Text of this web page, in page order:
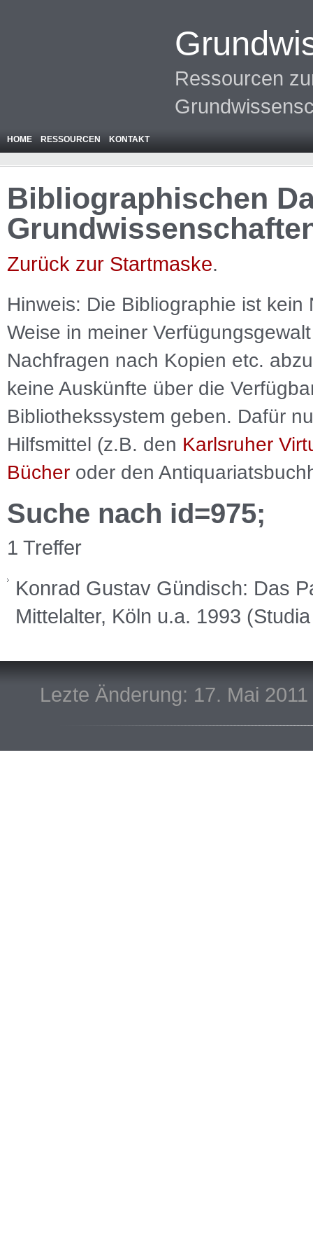
Ressourcen
HOME RESSOURCEN KONTAKT
Bibliographischen
Zurück zur Startmaske.
Hinweis: Die Bibliographie ist kein
Weise in meiner
Nachfragen nach Kopien etc.
keine Auskünfte über die
Bibliothekssystem geben. Dafür
Hilfsmittel (z.B. den Karlsruher
Bücher oder den
Suche nach id=975;
1 Treffer
Konrad Gustav Gündisch: Das
Mittelalter, Köln u.a. 1993
Lezte Änderung: 17. Mai